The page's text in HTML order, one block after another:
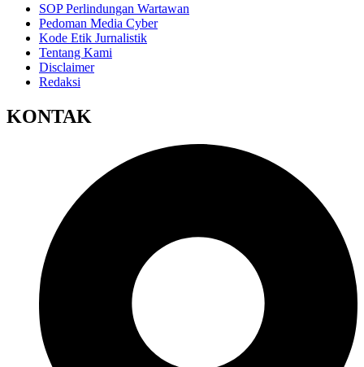
SOP Perlindungan Wartawan
Pedoman Media Cyber
Kode Etik Jurnalistik
Tentang Kami
Disclaimer
Redaksi
KONTAK